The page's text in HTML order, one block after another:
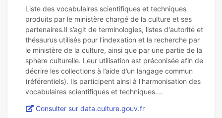
Liste des vocabulaires scientifiques et techniques
produits par le ministère chargé de la culture et ses
partenaires.Il s’agit de terminologies, listes d'autorité et
thésaurus utilisés pour l'indexation et la recherche par
le ministère de la culture, ainsi que par une partie de la
sphère culturelle. Leur utilisation est préconisée afin de
décrire les collections à l’aide d’un langage commun
(référentiels). Ils participent ainsi à l'harmonisation des
Consulter sur data.culture.gouv.fr